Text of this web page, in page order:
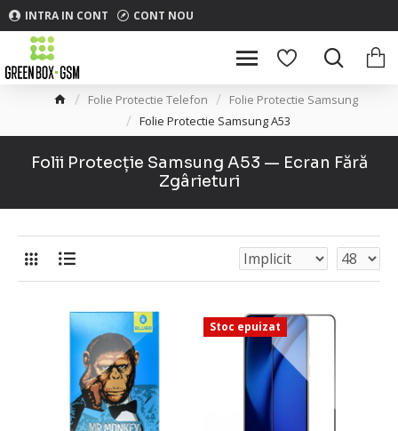
INTRA IN CONT CONT NOU
Folie Protectie Telefon
Folie Protectie Samsung
Folie Protectie Samsung A53
Folii Protecție Samsung A53 — Ecran Fără
Zgârieturi
Stoc epuizat